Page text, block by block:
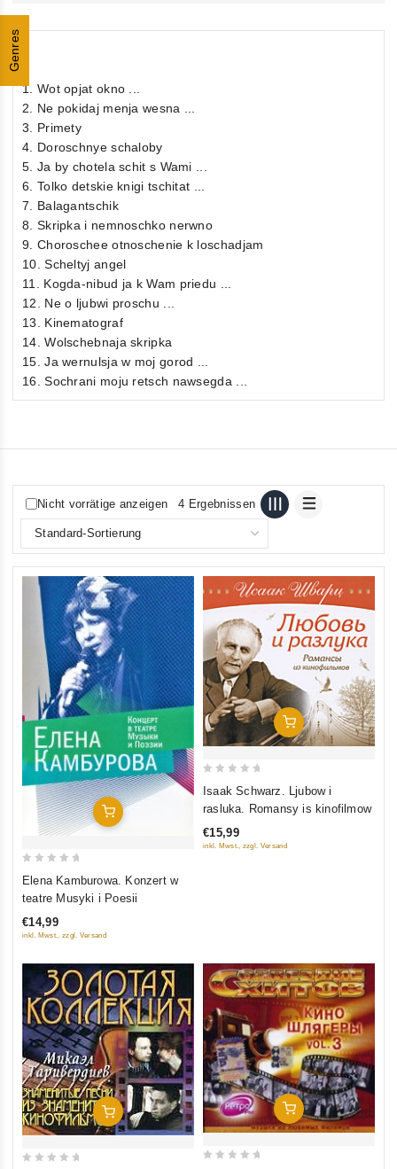
Genres
1. Wot opjat okno ...
2. Ne pokidaj menja wesna ...
3. Primety
4. Doroschnye schaloby
5. Ja by chotela schit s Wami ...
6. Tolko detskie knigi tschitat ...
7. Balagantschik
8. Skripka i nemnoschko nerwno
9. Choroschee otnoschenie k loschadjam
10. Scheltyj angel
11. Kogda-nibud ja k Wam priedu ...
12. Ne o ljubwi proschu ...
13. Kinematograf
14. Wolschebnaja skripka
15. Ja wernulsja w moj gorod ...
16. Sochrani moju retsch nawsegda ...
Nicht vorrätige anzeigen 4 Ergebnissen
In Den Warenkorb
5
Elena Kamburowa. Konzert w
teatre Musyki i Poesii
€14,99
inkl. Mwst., zzgl. Versand
In Den Warenkorb
5
Isaak Schwarz. Ljubow i
rasluka. Romansy is kinofilmow
€15,99
inkl. Mwst., zzgl. Versand
In Den Warenkorb In Den Warenkorb